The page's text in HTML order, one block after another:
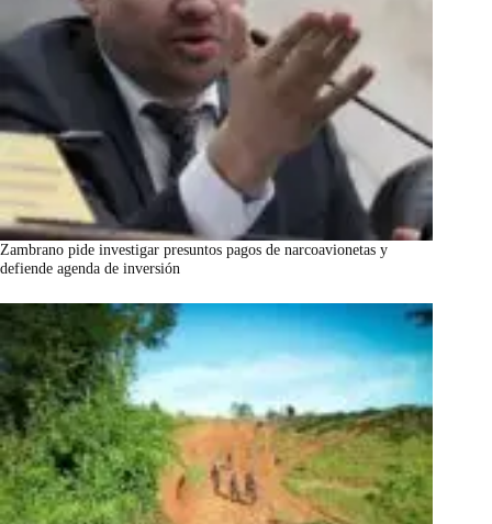
Zambrano pide investigar presuntos pagos de narcoavionetas y
defiende agenda de inversión